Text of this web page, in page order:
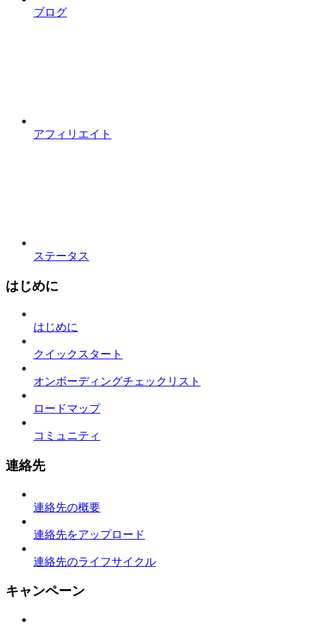
ブログ
アフィリエイト
ステータス
はじめに
はじめに
クイックスタート
オンボーディングチェックリスト
ロードマップ
コミュニティ
連絡先
連絡先の概要
連絡先をアップロード
連絡先のライフサイクル
キャンペーン